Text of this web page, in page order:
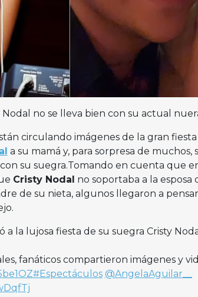
Nodal no se lleva bien con su actual
circulando imágenes de la gran
a su mamá y, para sorpresa de muchos,
su suegra.Tomando en cuenta que
Cristy Nodal no soportaba a la
de su nieta, algunos llegaron a
a la lujosa fiesta de su suegra Cristy
fanáticos compartieron imágenes y
#Espectáculos @AngelaAguilar__